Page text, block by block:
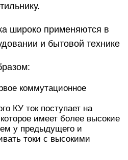
широко применяются в
и бытовой технике
коммутационное
КУ ток поступает на
имеет более высокие
у предыдущего и
токи с высокими